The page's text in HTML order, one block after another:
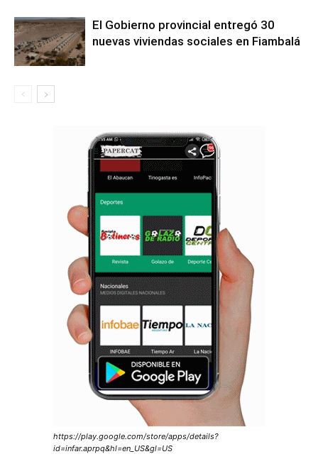
El Gobierno provincial entregó 30
nuevas viviendas sociales en Fiambalá
https://play.google.com/store/apps/details?
id=infar.aprpq&hl=en_US&gl=US